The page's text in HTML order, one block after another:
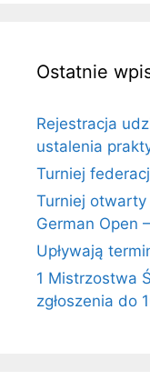
Ostatnie
Rejestracja
ustalenia
Turniej
Turniej
German Open
Upływają
1 Mistrzostwa
zgłoszenia do